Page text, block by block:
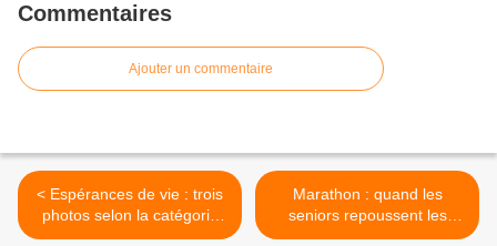
Commentaires
Ajouter un commentaire
< Espérances de vie : trois
photos selon la catégorie
professionnelle, le sexe, le
Marathon : quand les
seniors repoussent les
limites… >